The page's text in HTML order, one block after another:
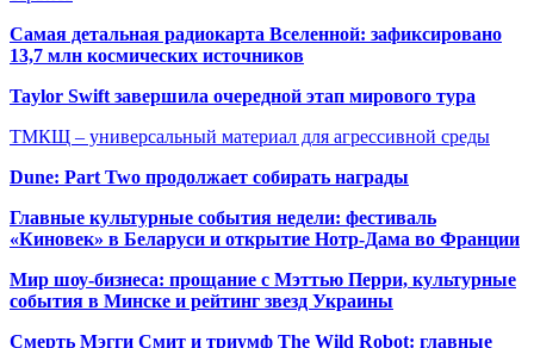
Самая детальная радиокарта Вселенной: зафиксировано
13,7 млн космических источников
Taylor Swift завершила очередной этап мирового тура
ТМКЩ – универсальный материал для агрессивной среды
Dune: Part Two продолжает собирать награды
Главные культурные события недели: фестиваль
«Киновек» в Беларуси и открытие Нотр-Дама во Франции
Мир шоу-бизнеса: прощание с Мэттью Перри, культурные
события в Минске и рейтинг звезд Украины
Смерть Мэгги Смит и триумф The Wild Robot: главные